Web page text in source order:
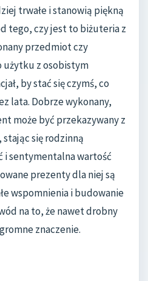
trwałe i stanowią piękną
tego, czy jest to biżuteria z
przedmiot czy
z osobistym
by stać się czymś, co
lata. Dobrze wykonany,
może być przekazywany z
się rodzinną
i sentymentalna wartość
prezenty dla niej są
wspomnienia i budowanie
na to, że nawet drobny
znaczenie.